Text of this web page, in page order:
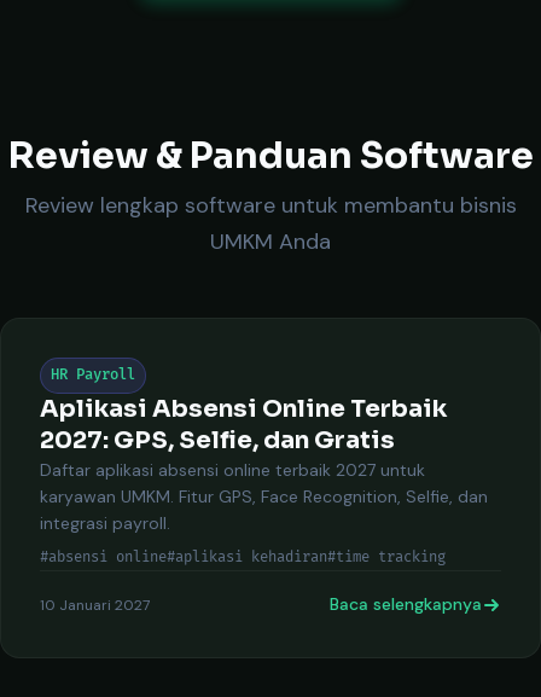
Review & Panduan Software
Review lengkap software untuk membantu bisnis
UMKM Anda
HR Payroll
Aplikasi Absensi Online Terbaik
2027: GPS, Selfie, dan Gratis
Daftar aplikasi absensi online terbaik 2027 untuk
karyawan UMKM. Fitur GPS, Face Recognition, Selfie, dan
integrasi payroll.
#absensi online#aplikasi kehadiran#time tracking
10 Januari 2027 Baca selengkapnya